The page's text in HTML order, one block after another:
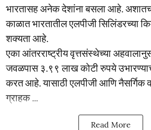
भारतासह अनेक देशांना बसला आहे.
काळात भारतातील एलपीजी सिलिंडरच्या
शक्यता आहे.
एका आंतरराष्ट्रीय वृत्तसंस्थेच्या
जवळपास ३.९९ लाख कोटी रुपये
करत आहे. यासाठी एलपीजी आणि नैसर्गिक
ग्राहक ...
Read More